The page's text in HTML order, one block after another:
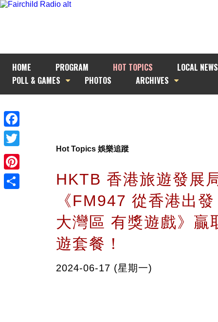
HOME PROGRAM HOT TOPICS
LOCAL NEWS
POLL & GAMES
PHOTOS ARCHIVES
Facebook
Twitter
Pinterest
Hot Topics 娛樂追蹤
HKTB 香港旅遊發展
《FM947 從香港出
大灣區 有獎遊戲》贏
遊套餐！
2024-06-17 (星期一)